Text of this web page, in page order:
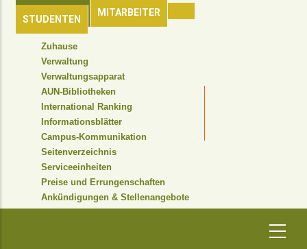
MITARBEITER
STUDENTEN
HEADER
NAVIGATION
Zuhause
Verwaltung
Verwaltungsapparat
AUN-Bibliotheken
International Ranking
Informationsblätter
Campus-Kommunikation
Seitenverzeichnis
Serviceeinheiten
Preise und Errungenschaften
Ankündigungen & Stellenangebote